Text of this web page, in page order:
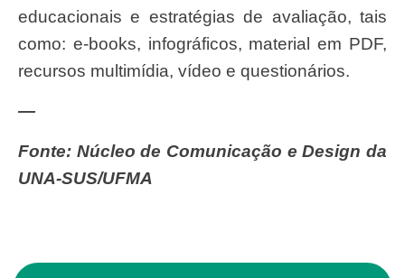
educacionais e estratégias de avaliação, tais
como: e-books, infográficos, material em PDF,
recursos multimídia, vídeo e questionários.
—
Fonte: Núcleo de Comunicação e Design da
UNA-SUS/UFMA​